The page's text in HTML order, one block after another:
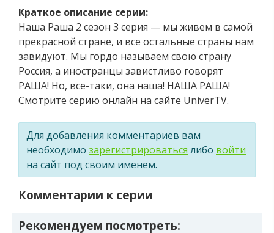
Краткое описание серии:
Наша Раша 2 сезон 3 серия — мы живем в самой
прекрасной стране, и все остальные страны нам
завидуют. Мы гордо называем свою страну
Россия, а иностранцы завистливо говорят
РАША! Но, все-таки, она наша! НАША РАША!
Смотрите серию онлайн на сайте UniverTV.
Для добавления комментариев вам
необходимо зарегистрироваться либо войти
на сайт под своим именем.
Комментарии к серии
Рекомендуем посмотреть: